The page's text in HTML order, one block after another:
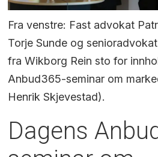
Fra venstre: Fast advokat
Torje Sunde og
fra Wikborg Rein sto for
Anbud365-seminar om
Henrik Skjevestad).
Dagens